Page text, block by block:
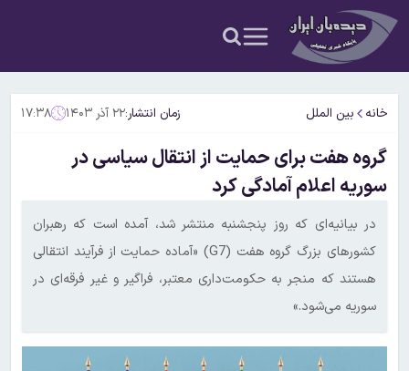
خانه بین الملل زمان انتشار:۲۲ آذر ۱۴۰۳ ۱۷:۳۸
گروه هفت برای حمایت از انتقال سیاسی در
سوریه اعلام آمادگی کرد
در بیانیه‌ای که روز پنجشنبه منتشر شد، آمده است که رهبران
کشورهای بزرگ گروه هفت (G7) «آماده حمایت از فرآیند انتقالی
هستند که منجر به حکومت‌داری معتبر، فراگیر و غیر فرقه‌ای در
سوریه می‌شود.»